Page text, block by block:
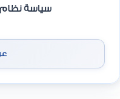
سياسة نظام